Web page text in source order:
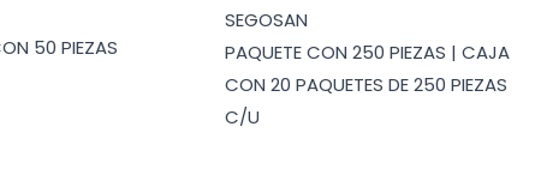
50 PIEZAS
desde
$75.00
hasta
SEGOSAN
PAQUETE CON 250 PIEZAS | CAJA
CON 20 PAQUETES DE 250 PIEZAS
C/U